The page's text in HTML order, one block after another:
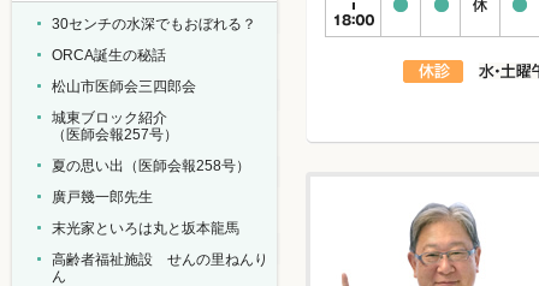
30センチの水深でもおぼれる？
ORCA誕生の秘話
松山市医師会三四郎会
城東ブロック紹介
（医師会報257号）
夏の思い出（医師会報258号）
廣戸幾一郎先生
末光家といろは丸と坂本龍馬
高齢者福祉施設 せんの里ねんり
ん